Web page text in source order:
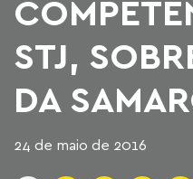
STJ,
DA
24 de maio de 2016